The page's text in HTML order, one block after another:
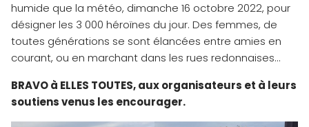
humide que la météo, dimanche 16 octobre 2022, pour
désigner les 3 000 héroïnes du jour. Des femmes, de
toutes générations se sont élancées entre amies en
courant, ou en marchant dans les rues redonnaises…
BRAVO à ELLES TOUTES, aux organisateurs et à leurs
soutiens venus les encourager.